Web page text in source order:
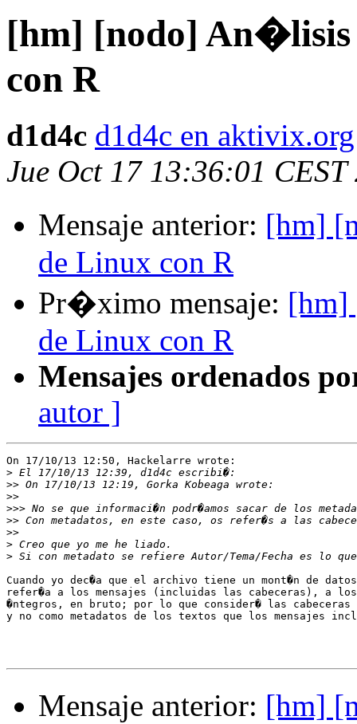
[hm] [nodo] An�lisis
con R
d1d4c d1d4c en aktivix.org
Jue Oct 17 13:36:01 CEST
Mensaje anterior: [hm]
de Linux con R
Pr�ximo mensaje: [hm]
de Linux con R
Mensajes ordenados
autor ]
On 17/10/13 12:50, Hackelarre wrote:
>
>>
>>
>>>
>>
>>
>
>
Cuando yo dec�a que el archivo tiene un mont�n de
refer�a a los mensajes (incluidas las cabeceras), a los
�ntegros, en bruto; por lo que consider� las cabeceras
y no como metadatos de los textos que los mensajes
Mensaje anterior: [hm]